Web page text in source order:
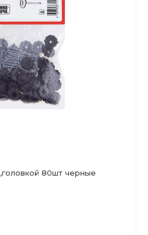
80шт черные